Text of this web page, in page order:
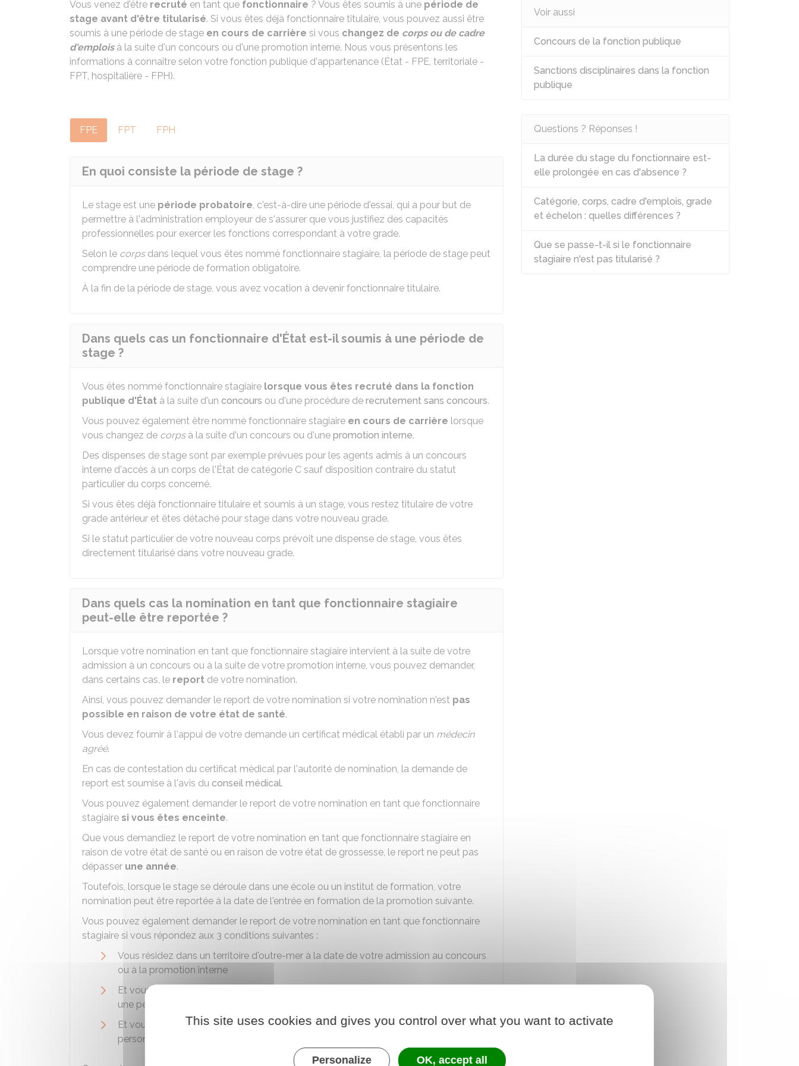
Vous venez d'être recruté en tant que fonctionnaire ? Vous êtes soumis à une période de
stage avant d'être titularisé. Si vous êtes déjà fonctionnaire titulaire, vous pouvez aussi être
soumis à une période de stage en cours de carrière si vous changez de corps ou de cadre
d'emploisà la suite d'un concours ou d'une promotion interne. Nous vous présentons les
informations à connaître selon votre fonction publique d'appartenance (État - FPE, territoriale -
FPT, hospitalière - FPH).
FPE FPT FPH
En quoi consiste la période de stage ?
Le stage est une période probatoire, c'est-à-dire une période d'essai, qui a pour but de
permettre à l'administration employeur de s'assurer que vous justifiez des capacités
professionnelles pour exercer les fonctions correspondant à votre grade.
Selon le corpsdans lequel vous êtes nommé fonctionnaire stagiaire, la période de stage peut
comprendre une période de formation obligatoire.
À la fin de la période de stage, vous avez vocation à devenir fonctionnaire titulaire.
Dans quels cas un fonctionnaire d'État est-il soumis à une période de
stage ?
Vous êtes nommé fonctionnaire stagiaire lorsque vous êtes recruté dans la fonction
publique d'État à la suite d'un concours ou d'une procédure de recrutement sans concours.
Vous pouvez également être nommé fonctionnaire stagiaire en cours de carrière lorsque
vous changez de corpsà la suite d'un concours ou d'une promotion interne.
Des dispenses de stage sont par exemple prévues pour les agents admis à un concours
interne d'accès à un corps de l'État de catégorie C sauf disposition contraire du statut
particulier du corps concerné.
Si vous êtes déjà fonctionnaire titulaire et soumis à un stage, vous restez titulaire de votre
grade antérieur et êtes détaché pour stage dans votre nouveau grade.
Si le statut particulier de votre nouveau corps prévoit une dispense de stage, vous êtes
directement titularisé dans votre nouveau grade.
Dans quels cas la nomination en tant que fonctionnaire stagiaire
peut-elle être reportée ?
Lorsque votre nomination en tant que fonctionnaire stagiaire intervient à la suite de votre
admission à un concours ou à la suite de votre promotion interne, vous pouvez demander,
dans certains cas, le report de votre nomination.
Ainsi, vous pouvez demander le report de votre nomination si votre nomination n'est pas
possible en raison de votre état de santé.
Vous devez fournir à l'appui de votre demande un certificat médical établi par un médecin
agréé.
En cas de contestation du certificat médical par l'autorité de nomination, la demande de
report est soumise à l'avis du conseil médical.
Vous pouvez également demander le report de votre nomination en tant que fonctionnaire
stagiaire si vous êtes enceinte.
Que vous demandiez le report de votre nomination en tant que fonctionnaire stagiaire en
raison de votre état de santé ou en raison de votre état de grossesse, le report ne peut pas
dépasser une année.
Toutefois, lorsque le stage se déroule dans une école ou un institut de formation, votre
nomination peut être reportée à la date de l'entrée en formation de la promotion suivante.
Vous pouvez également demander le report de votre nomination en tant que fonctionnaire
stagiaire si vous répondez aux 3 conditions suivantes :
Vous résidez dans un territoire d'outre-mer à la date de votre admission au concours
ou à la promotion interne
Et vous devez débuter, dans un délai de moins de 2 mois suivant votre admission,
une période probatoire ou une période de formation sur le territoire métropolitain
Et vous justifiez de difficultés d'installation en métropole liées à votre situation
personnelle ou familiale.
Voir aussi
Concours de la fonction publique
Sanctions disciplinaires dans la fonction
publique
Questions ? Réponses !
La durée du stage du fonctionnaire est-
elle prolongée en cas d'absence ?
Catégorie, corps, cadre d'emplois, grade
et échelon : quelles différences ?
Que se passe-t-il si le fonctionnaire
stagiaire n'est pas titularisé ?
This site uses cookies and gives you control over what you want to activate
Personalize OK, accept all